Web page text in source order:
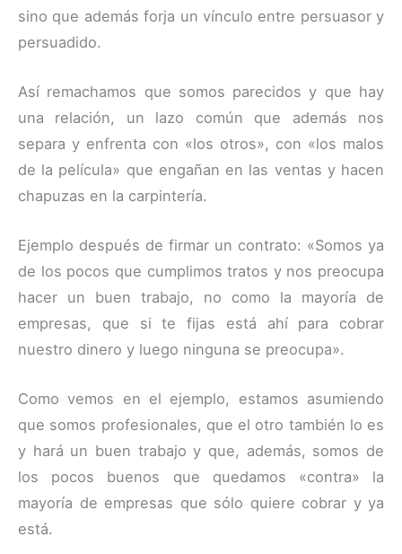
sino que además forja un vínculo entre persuasor y
persuadido.
Así remachamos que somos parecidos y que hay
una relación, un lazo común que además nos
separa y enfrenta con «los otros», con «los malos
de la película» que engañan en las ventas y hacen
chapuzas en la carpintería.
Ejemplo después de firmar un contrato: «Somos ya
de los pocos que cumplimos tratos y nos preocupa
hacer un buen trabajo, no como la mayoría de
empresas, que si te fijas está ahí para cobrar
nuestro dinero y luego ninguna se preocupa».
Como vemos en el ejemplo, estamos asumiendo
que somos profesionales, que el otro también lo es
y hará un buen trabajo y que, además, somos de
los pocos buenos que quedamos «contra» la
mayoría de empresas que sólo quiere cobrar y ya
está.